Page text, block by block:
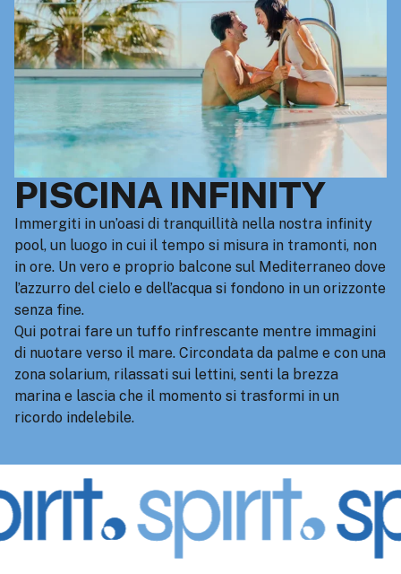
PISCINA INFINITY
Immergiti in un’oasi di tranquillità nella nostra infinity
pool, un luogo in cui il tempo si misura in tramonti, non
in ore. Un vero e proprio balcone sul Mediterraneo dove
l’azzurro del cielo e dell’acqua si fondono in un orizzonte
senza fine.
Qui potrai fare un tuffo rinfrescante mentre immagini
di nuotare verso il mare. Circondata da palme e con una
zona solarium, rilassati sui lettini, senti la brezza
marina e lascia che il momento si trasformi in un
ricordo indelebile.